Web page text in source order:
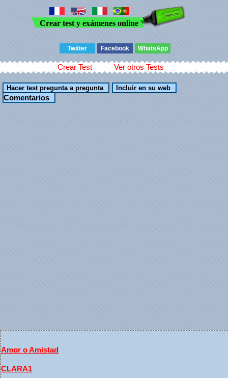
Crear test y exámenes online
Twitter Facebook WhatsApp
Crear Test Ver otros Tests
Comentarios
Amor o Amistad
CLARA1